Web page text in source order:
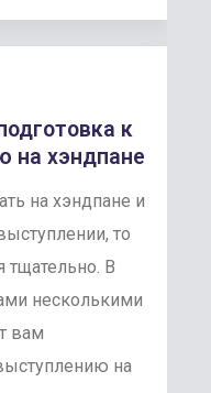
к
на хэндпане
на хэндпане и
то
тщательно. В
несколькими
вам
на